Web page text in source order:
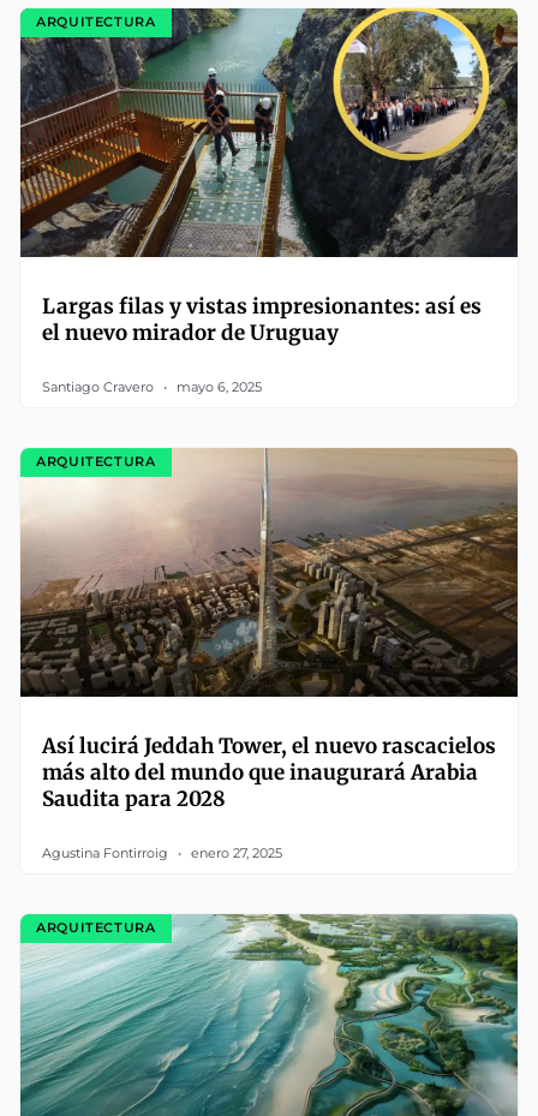
ARQUITECTURA
Largas filas y vistas impresionantes: así es
el nuevo mirador de Uruguay
Santiago Cravero mayo 6, 2025
ARQUITECTURA
Así lucirá Jeddah Tower, el nuevo rascacielos
más alto del mundo que inaugurará Arabia
Saudita para 2028
Agustina Fontirroig enero 27, 2025
ARQUITECTURA